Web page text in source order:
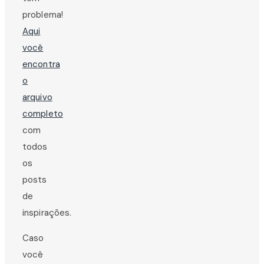
problema!
Aqui
você
encontra
o
arquivo
completo
com
todos
os
posts
de
inspirações.
Caso
você